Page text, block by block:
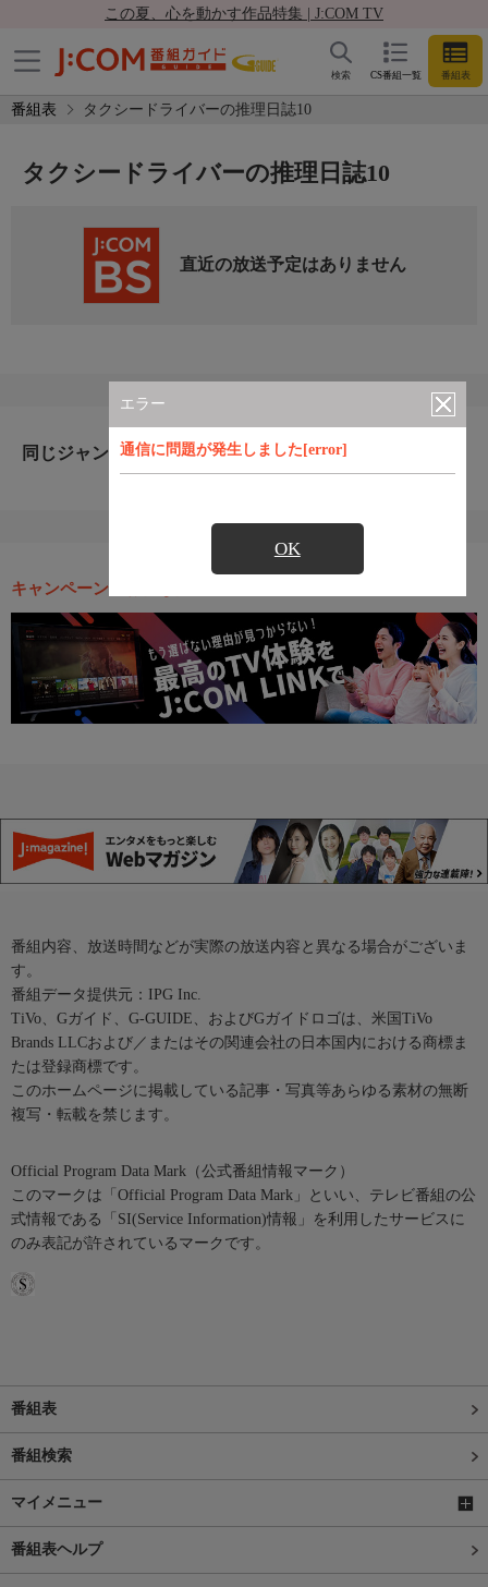
この夏、心を動かす作品特集 | J:COM TV
CS番組一覧 番組表
検索
番組表 タクシードライバーの推理日誌10
エラー
通信に問題が発生しました[error]
OK
タクシードライバーの推理日誌10
直近の放送予定はありません
同じジャンルのおすすめ番組
キャンペーン・お得な情報
番組内容、放送時間などが実際の放送内容と異なる場合がございま
す。
番組データ提供元：IPG Inc.
TiVo、Gガイド、G-GUIDE、およびGガイドロゴは、米国TiVo
Brands LLCおよび／またはその関連会社の日本国内における商標ま
たは登録商標です。
このホームページに掲載している記事・写真等あらゆる素材の無断
複写・転載を禁じます。
Official Program Data Mark（公式番組情報マーク）
このマークは「Official Program Data Mark」といい、テレビ番組の公
式情報である「SI(Service Information)情報」を利用したサービスに
のみ表記が許されているマークです。
番組表
番組検索
マイメニュー
番組表ヘルプ